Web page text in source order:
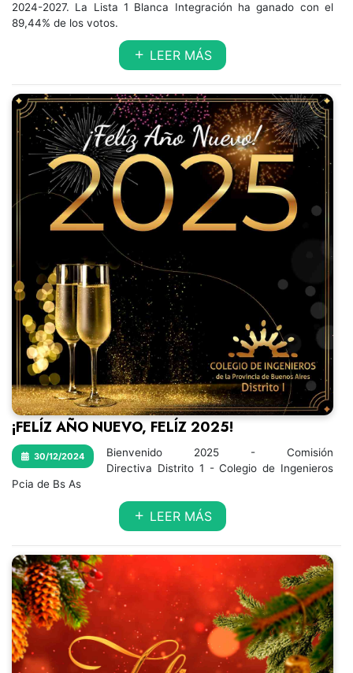
2024-2027. La Lista 1 Blanca Integración ha ganado con el
89,44% de los votos.
LEER MÁS
¡FELÍZ AÑO NUEVO, FELÍZ 2025!
30/12/2024
Bienvenido 2025 - Comisión
Directiva Distrito 1 - Colegio de Ingenieros
Pcia de Bs As
LEER MÁS